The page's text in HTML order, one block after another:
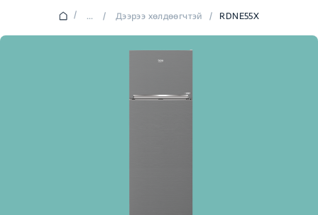
/ ... / Дээрээ хөлдөөгчтэй / RDNE55X